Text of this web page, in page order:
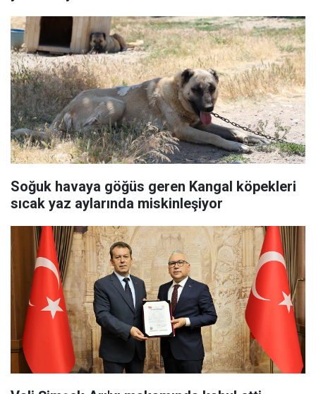
Soğuk havaya göğüs geren Kangal köpekleri
sıcak yaz aylarında miskinleşiyor